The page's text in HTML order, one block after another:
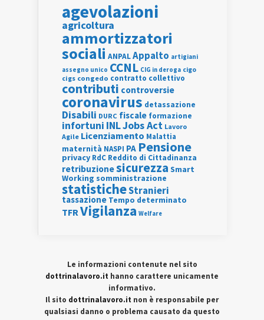
agevolazioni
agricoltura
ammortizzatori
sociali ANPALAppalto artigiani
assegno unico CCNL CIG in deroga cigo
cigs congedo contratto collettivo
contributi controversie
coronavirus detassazione
Disabili DURC fiscale formazione
infortuni INLJobs Act Lavoro
Agile Licenziamento Malattia
maternità NASPI PA Pensione
privacy RdC Reddito di Cittadinanza
retribuzionesicurezza Smart
Working somministrazione
statisticheStranieri
tassazione Tempo determinato
TFRVigilanza Welfare
Le informazioni contenute nel sito
dottrinalavoro.it hanno carattere unicamente
informativo.
Il sito dottrinalavoro.it non è responsabile per
qualsiasi danno o problema causato da questo